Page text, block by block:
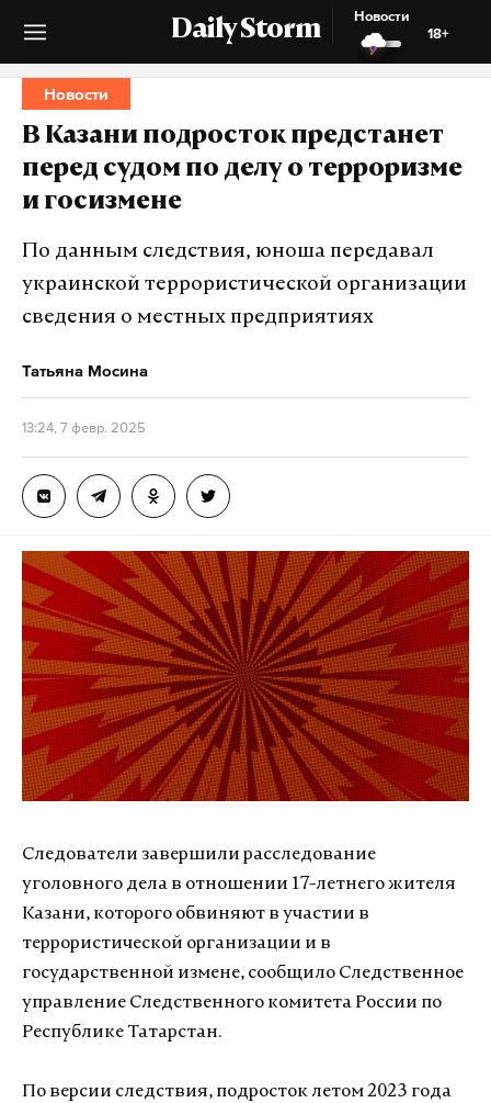
Daily Storm
Новости
18+
Новости
В Казани подросток предстанет
перед судом по делу о терроризме
и госизмене
По данным следствия, юноша передавал
украинской террористической организации
сведения о местных предприятиях
Татьяна Мосина
13:24, 7 февр. 2025
Следователи завершили расследование
уголовного дела в отношении 17-летнего жителя
Казани, которого обвиняют в участии в
террористической организации и в
государственной измене, сообщило Следственное
управление Следственного комитета России по
Республике Татарстан.
По версии следствия, подросток летом 2023 года